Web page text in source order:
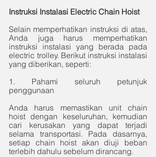
Instruksi Instalasi Electric Chain Hoist
Selain memperhatikan instruksi di atas,
Anda juga harus memperhatikan
instruksi instalasi yang berada pada
electric trolley. Berikut instruksi instalasi
yang diberikan, seperti:
1. Pahami seluruh petunjuk
penggunaan
Anda harus memastikan unit chain
hoist dengan keseluruhan, kemudian
cari kerusakan yang dapat terjadi
selama transportasi. Pada dasarnya,
setiap chain hoist akan diuji beban
terlebih dahulu sebelum dirancang.